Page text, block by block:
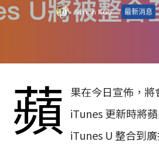
Simon Kuo · 最新消息
蘋
果在今日宣佈，
iTunes 更新時將
iTunes U 整合到